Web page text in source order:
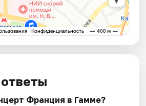
Франция в Гамме?